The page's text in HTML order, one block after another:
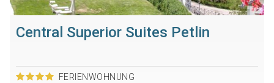
Central Superior Suites Petlin
FERIENWOHNUNG